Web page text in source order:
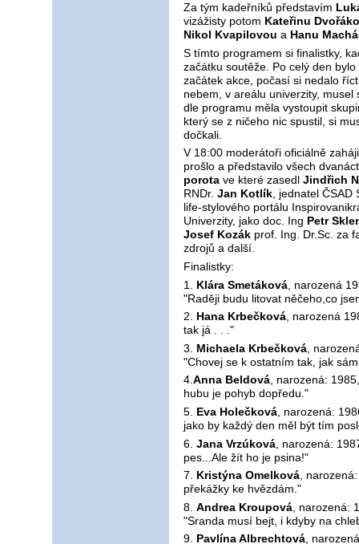
Za tým kadeřníků představím
vizážisty potom Kateřinu
Nikol Kvapilovou a Hanu
S tímto programem si finalistky,
začátku soutěže. Po celý den
začátek akce, počasí si nedalo
nebem, v areálu univerzity,
dle programu měla vystoupit
který se z ničeho nic spustil, si
dočkali.
V 18:00 moderátoři oficiálně
prošlo a představilo všech
porota ve které zasedl Jindřich
RNDr. Jan Kotlík, jednatel ČSAD
life-stylového portálu
Univerzity, jako doc. Ing Petr
Josef Kozák prof. Ing. Dr.Sc. za
zdrojů a další.
Finalistky:
1. Klára Smetáková , narozená
"Raději budu litovat něčeho,co
2. Hana Krbečková , narozená
tak já . . ."
3. Michaela Krbečková ,
"Chovej se k ostatním tak, jak
4.Anna Beldová, narozená:
hubu je pohyb dopředu."
5. Eva Holečková , narozená:
jako by každý den měl být tím
6. Jana Vrzúková , narozená:
pes...Ale žít ho je psina!"
7. Kristýna Omelková ,
překážky ke hvězdám."
8. Andrea Kroupová , narozená:
"Sranda musí bejt, i kdyby na
9. Pavlína Albrechtová,